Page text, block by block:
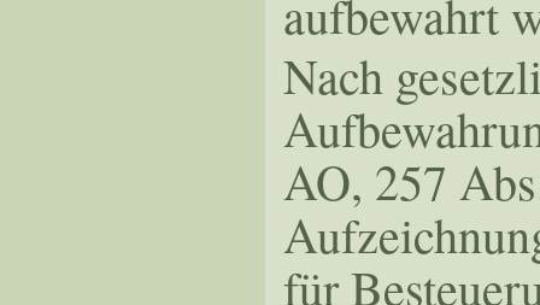
aufbewahrt
Nach
AO, 257
für